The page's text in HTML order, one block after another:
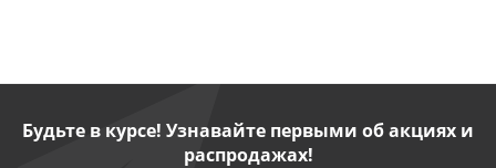
Будьте в курсе! Узнавайте первыми об акциях и
распродажах!